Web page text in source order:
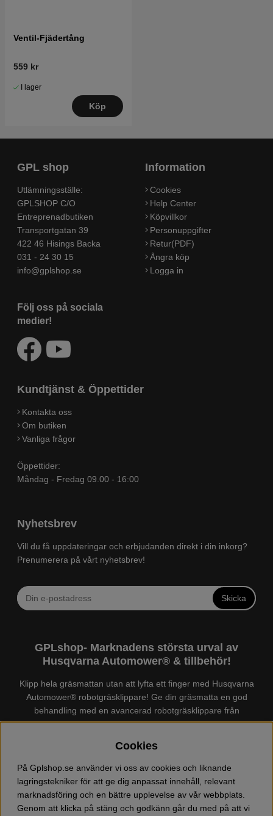
Ventil-Fjädertång
559 kr
I lager
Köp
GPL shop
Utlämningsställe:
GPLSHOP C/O
Entreprenadbutiken
Transportgatan 39
422 46 Hisings Backa
031 - 24 30 15
info@gplshop.se
Följ oss på sociala
medier!
Information
Cookies
Help Center
Köpvillkor
Personuppgifter
Retur(PDF)
Ångra köp
Logga in
Kundtjänst & Öppettider
Kontakta oss
Om butiken
Vanliga frågor
Öppettider:
Måndag - Fredag 09.00 - 16:00
Nyhetsbrev
Vill du få uppdateringar och erbjudanden direkt i din inkorg?
Prenumerera på vårt nyhetsbrev!
Skicka
GPLshop- Marknadens största urval av
Husqvarna Automower® & tillbehör!
Klipp hela gräsmattan utan att lyfta ett finger med Husqvarna
Automower® robotgräsklippare! Ge din gräsmatta en god
behandling med en avancerad robotgräsklippare från
Husqvarna. Det finns enHusqvarna Automower®för just din
marknadens största urval av tillbehör och reservdelar till
Husqvarna Automower® och GARDENA. Vi säljer även
Husqvarna skog och trädgårdsprodukter så som:
motorsågskläder och skor, grästrimmer, röjsåg, häcksax,
jordfräs, lövblås, högtryckstvätt, dammsugare, snöslunga,
Cookies
På Gplshop.se använder vi oss av cookies och liknande
lagringstekniker för att ge dig anpassat innehåll, relevant
marknadsföring och en bättre upplevelse av vår webbplats.
Genom att klicka på stäng och godkänn går du med på att vi